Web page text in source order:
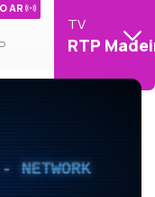
AR
TV
RTP
NETWORK